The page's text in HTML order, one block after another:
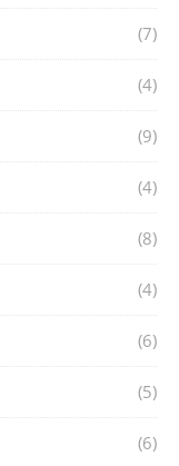
(7)
(4)
(9)
(4)
(8)
(4)
(6)
(5)
(6)